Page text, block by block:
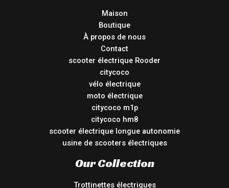
Maison
Boutique
À propos de nous
Contact
scooter électrique Rooder
citycoco
vélo électrique
moto électrique
citycoco m1p
citycoco hm8
scooter électrique longue autonomie
usine de scooters électriques
Our Collection
Trottinettes électriques